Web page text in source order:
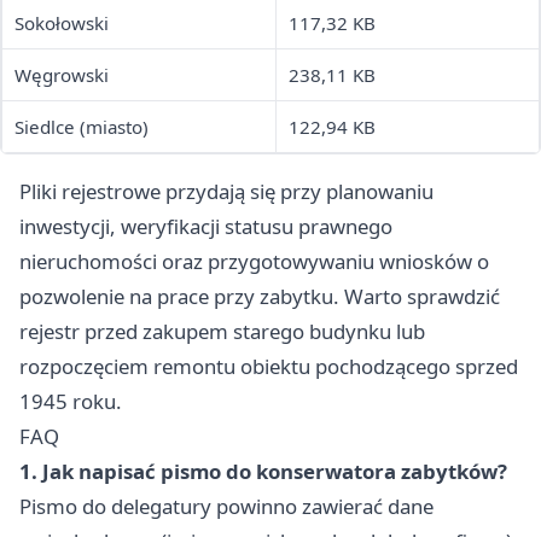
Sokołowski 117,32 KB
Węgrowski 238,11 KB
Siedlce (miasto) 122,94 KB
Pliki rejestrowe przydają się przy planowaniu
inwestycji, weryfikacji statusu prawnego
nieruchomości oraz przygotowywaniu wniosków o
pozwolenie na prace przy zabytku. Warto sprawdzić
rejestr przed zakupem starego budynku lub
rozpoczęciem remontu obiektu pochodzącego sprzed
1945 roku.
FAQ
1. Jak napisać pismo do konserwatora zabytków?
Pismo do delegatury powinno zawierać dane